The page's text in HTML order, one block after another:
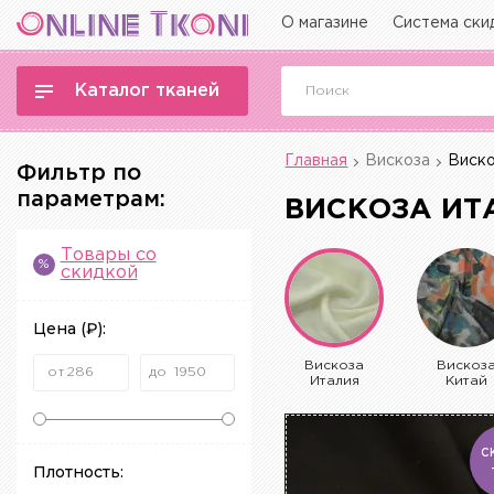
О магазине Система
Каталог тканей
Фильтр по
параметрам:
%
Товары со
скидкой
Цена (₽):
Плотность:
Главная Вискоза
ВИСКОЗА
Вискоза
Италия
Вискоза
Китай